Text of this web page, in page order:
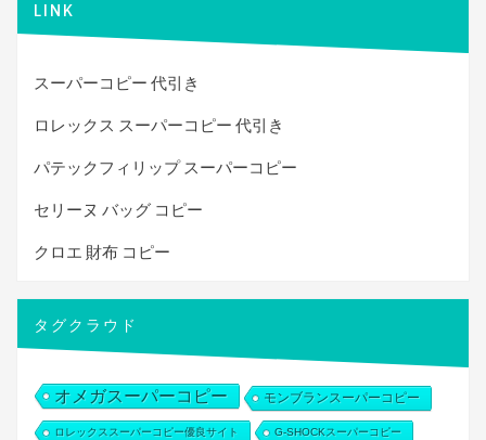
LINK
スーパーコピー 代引き
ロレックス スーパーコピー 代引き
パテックフィリップ スーパーコピー
セリーヌ バッグ コピー
クロエ 財布 コピー
タグクラウド
オメガスーパーコピー モンブランスーパーコピー
ロレックススーパーコピー優良サイト G-SHOCKスーパーコピー